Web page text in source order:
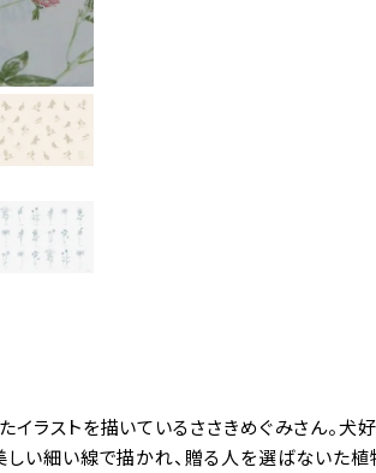
ラストを描いているささきめぐみさん。犬
い細い線で描かれ、贈る人を選ばないた